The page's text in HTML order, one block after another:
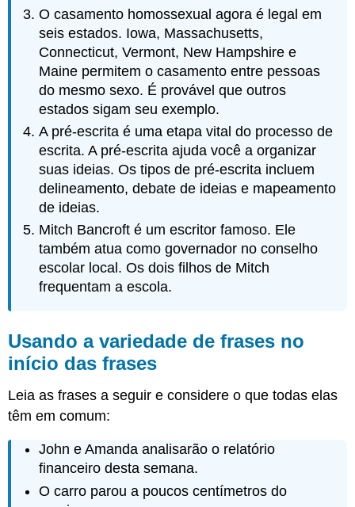
O casamento homossexual agora é legal em
seis estados. Iowa, Massachusetts,
Connecticut, Vermont, New Hampshire e
Maine permitem o casamento entre pessoas
do mesmo sexo. É provável que outros
estados sigam seu exemplo.
A pré-escrita é uma etapa vital do processo de
escrita. A pré-escrita ajuda você a organizar
suas ideias. Os tipos de pré-escrita incluem
delineamento, debate de ideias e mapeamento
de ideias.
Mitch Bancroft é um escritor famoso. Ele
também atua como governador no conselho
escolar local. Os dois filhos de Mitch
frequentam a escola.
Usando a variedade de frases no
início das frases
Leia as frases a seguir e considere o que todas elas
têm em comum:
John e Amanda analisarão o relatório
financeiro desta semana.
O carro parou a poucos centímetros do